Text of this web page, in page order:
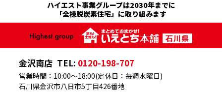
ハイエスト事業グループは2030年までに
「全棟脱炭素住宅」に取り組みます
金沢南店 TEL: 0120-198-707
石川県金沢市八日市5丁目426番地
営業時間：10:00～18:00(定休日：毎週水曜日)